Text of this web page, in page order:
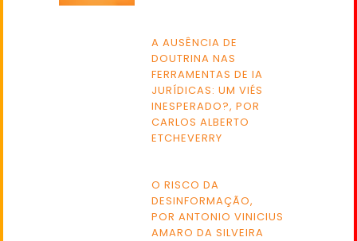
A AUSÊNCIA DE
DOUTRINA NAS
FERRAMENTAS DE IA
JURÍDICAS: UM VIÉS
INESPERADO?, POR
CARLOS ALBERTO
ETCHEVERRY
O RISCO DA
DESINFORMAÇÃO,
POR ANTONIO VINICIUS
AMARO DA SILVEIRA